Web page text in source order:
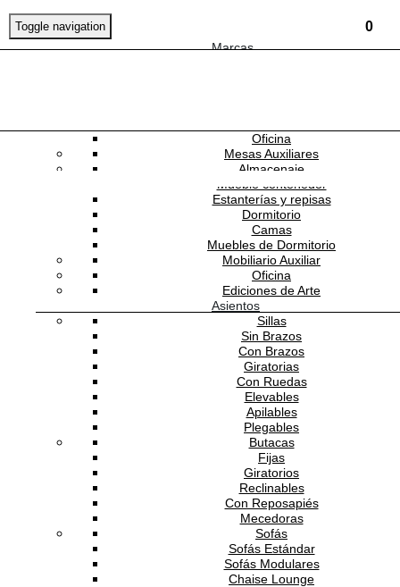
0
Toggle navigation
Marcas
Oficina
Mesas Auxiliares
Almacenaje
Mueble contenedor
Estanterías y repisas
Dormitorio
Camas
Muebles de Dormitorio
Mobiliario Auxiliar
Oficina
Ediciones de Arte
Asientos
Sillas
Sin Brazos
Con Brazos
Giratorias
Con Ruedas
Elevables
Apilables
Plegables
Butacas
Fijas
Giratorios
Reclinables
Con Reposapiés
Mecedoras
Sofás
Sofás Estándar
Sofás Modulares
Chaise Lounge
ENTREGA INMEDIATA